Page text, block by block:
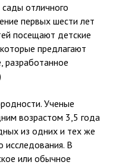
отличного
первых шести лет
посещают детские
предлагают
разработанное
Ученые
возрастом 3,5 года
из одних и тех же
исследования. В
или обычное